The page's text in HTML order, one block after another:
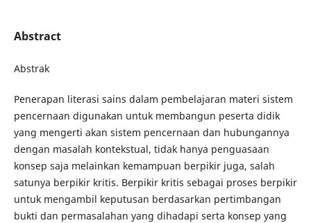
Abstract
Abstrak
Penerapan literasi sains dalam pembelajaran materi sistem
pencernaan digunakan untuk membangun peserta didik
yang mengerti akan sistem pencernaan dan hubungannya
dengan masalah kontekstual, tidak hanya penguasaan
konsep saja melainkan kemampuan berpikir juga, salah
satunya berpikir kritis. Berpikir kritis sebagai proses berpikir
untuk mengambil keputusan berdasarkan pertimbangan
bukti dan permasalahan yang dihadapi serta konsep yang